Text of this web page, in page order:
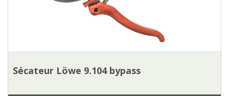
Sécateur Löwe 9.104 bypass